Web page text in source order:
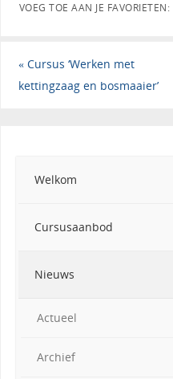
VOEG TOE AAN JE FAVORIETEN:
«Cursus ‘Werken met
kettingzaag en bosmaaier’
Welkom
Cursusaanbod
Nieuws
Actueel
Archief